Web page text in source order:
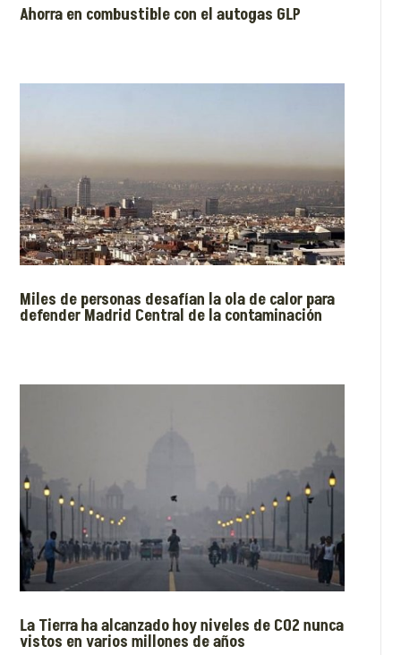
Ahorra en combustible con el autogas GLP
Miles de personas desafían la ola de calor para
defender Madrid Central de la contaminación
La Tierra ha alcanzado hoy niveles de CO2 nunca
vistos en varios millones de años